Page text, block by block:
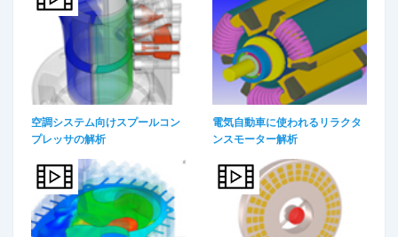
空調システム向けスプールコン
プレッサの解析
電気自動車に使われるリラクタ
ンスモーター解析